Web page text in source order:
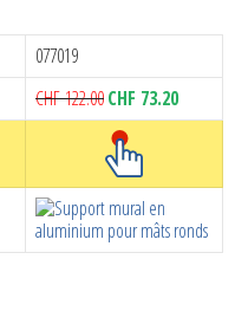
077019
CHF122.00Le
prix
initial
était :
CHF 122.00.
CHF 73.20Le
prix
CHF